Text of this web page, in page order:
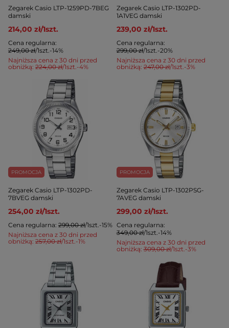
Zegarek Casio LTP-1259PD-7BEG
damski
214,00 zł/1szt.
Najniższa cena z 30 dni przed
obniżką: 224,00 zł/1szt.-4%
Cena regularna:
249,00 zł/1szt.-14%
Zegarek Casio LTP-1302PD-
1A1VEG damski
239,00 zł/1szt.
Najniższa cena z 30 dni przed
obniżką:247,00 zł/1szt.-3%
Cena regularna:
299,00 zł/1szt.-20%
PROMOCJA
Zegarek Casio LTP-1302PD-
7BVEG damski
254,00 zł/1szt.
Najniższa cena z 30 dni przed
obniżką: 257,00 zł/1szt.-1%
Cena regularna: 299,00 zł/1szt.-15%
PROMOCJA
Zegarek Casio LTP-1302PSG-
7AVEG damski
299,00 zł/1szt.
Najniższa cena z 30 dni przed
obniżką:309,00 zł/1szt.-3%
Cena regularna:
349,00 zł/1szt.-14%